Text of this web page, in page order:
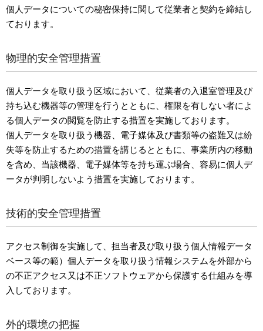
個人データについての秘密保持に関して従業者と契約を締結し
ております。
物理的安全管理措置
個人データを取り扱う区域において、従業者の入退室管理及び
持ち込む機器等の管理を行うとともに、権限を有しない者によ
る個人データの閲覧を防止する措置を実施しております。
個人データを取り扱う機器、電子媒体及び書類等の盗難又は紛
失等を防止するための措置を講じるとともに、事業所内の移動
を含め、当該機器、電子媒体等を持ち運ぶ場合、容易に個人デ
ータが判明しないよう措置を実施しております。
技術的安全管理措置
アクセス制御を実施して、担当者及び取り扱う個人情報データ
ベース等の範）個人データを取り扱う情報システムを外部から
の不正アクセス又は不正ソフトウェアから保護する仕組みを導
入しております。
外的環境の把握